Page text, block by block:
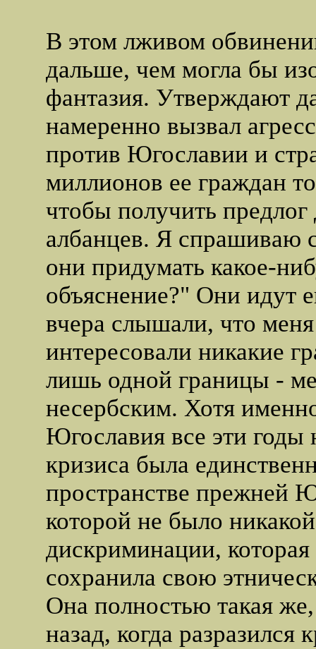
В этом лживом
дальше, чем могла бы
фантазия. Утверждают
намеренно вызвал
против Югославии и
миллионов ее граждан
чтобы получить предлог
албанцев. Я спрашиваю
они придумать какое-
объяснение?" Они
вчера слышали, что
интересовали никакие
лишь одной границы -
несербским. Хотя
Югославия все эти годы
кризиса была
пространстве прежней
которой не было
дискриминации,
сохранила свою
Она полностью такая
назад, когда разразился